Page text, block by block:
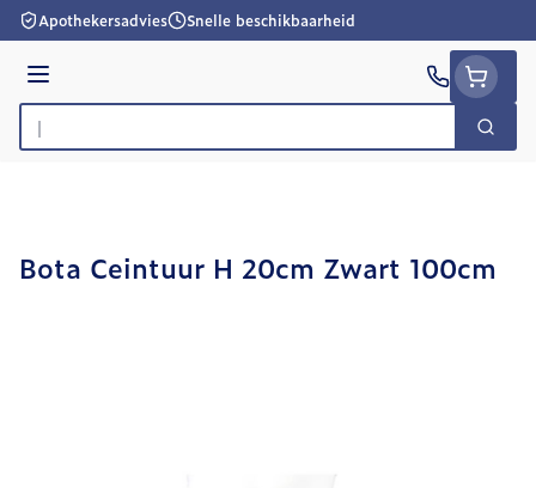
Ga naar de inhoud
Apothekersadvies Snelle beschikbaarheid
Menu
Product, merk, categorie...
Zoek
Bota Ceintuur H 20cm Zwart 100cm